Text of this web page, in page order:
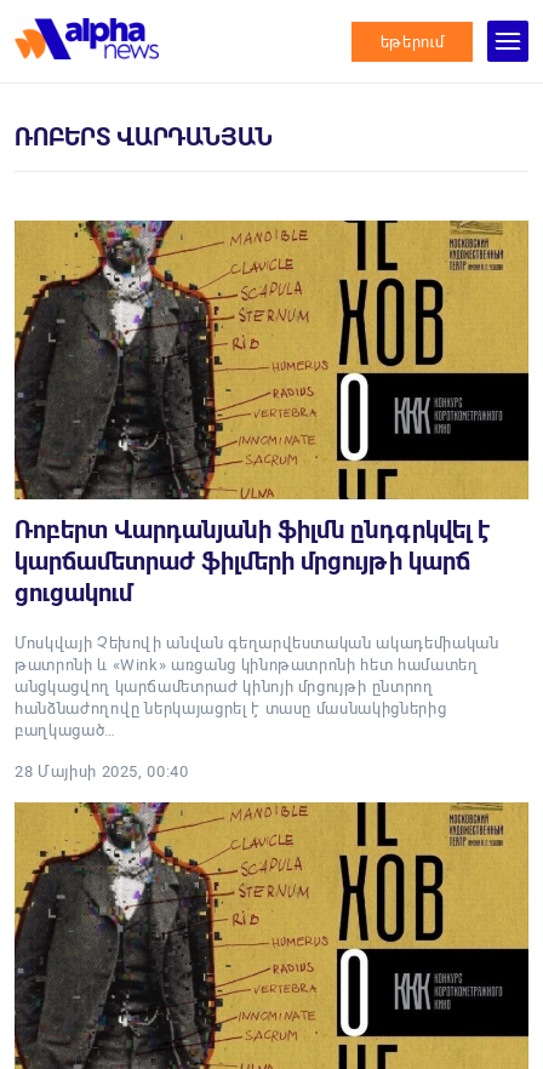
եթերում
ՌՈԲԵՐՏ ՎԱՐԴԱՆՅԱՆ
Ռոբերտ Վարդանյանի ֆիլմն ընդգրկվել է
կարճամետրաժ ֆիլմերի մրցույթի կարճ
ցուցակում
Մոսկվայի Չեխովի անվան գեղարվեստական ակադեմիական
թատրոնի և «Wink» առցանց կինոթատրոնի հետ համատեղ
անցկացվող կարճամետրաժ կինոյի մրցույթի ընտրող
հանձնաժողովը ներկայացրել է տասը մասնակիցներից
բաղկացած…
28 Մայիսի 2025, 00:40